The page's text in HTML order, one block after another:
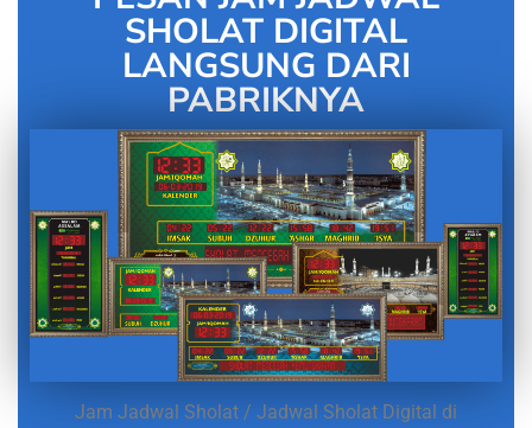
SHOLAT DIGITAL
LANGSUNG DARI
PABRIKNYA
Jam Jadwal Sholat / Jadwal Sholat Digital di